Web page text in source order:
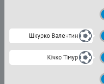
Шкурко Валентин
Кічко Тімур